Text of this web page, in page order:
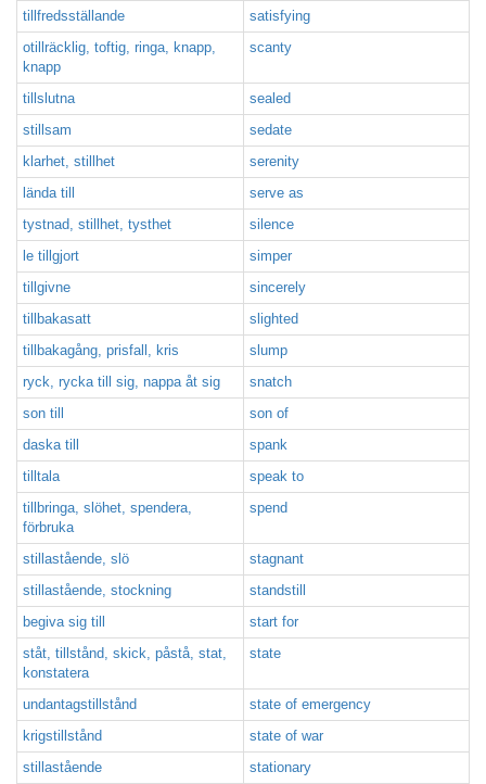
tillfredsställande
satisfying
otillräcklig, toftig, ringa, knapp,
knapp
scanty
tillslutna
sealed
stillsam
sedate
klarhet, stillhet
serenity
lända till
serve as
tystnad, stillhet, tysthet
silence
le tillgjort
simper
tillgivne
sincerely
tillbakasatt
slighted
tillbakagång, prisfall, kris
slump
ryck, rycka till sig, nappa åt sig
snatch
son till
son of
daska till
spank
tilltala
speak to
tillbringa, slöhet, spendera,
förbruka
spend
stillastående, slö
stagnant
stillastående, stockning
standstill
begiva sig till
start for
ståt, tillstånd, skick, påstå, stat,
konstatera
state
undantagstillstånd
state of emergency
krigstillstånd
state of war
stillastående
stationary